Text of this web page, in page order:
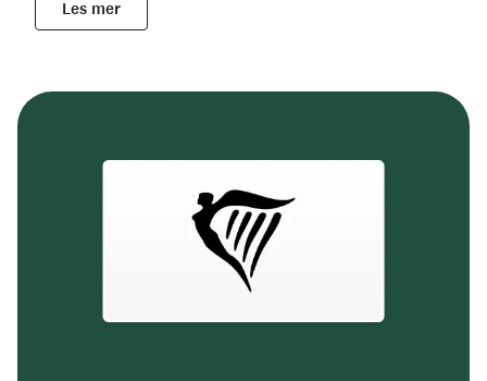
Les mer